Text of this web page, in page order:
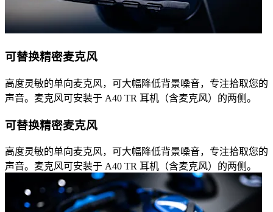
可替换精密麦克风
高度灵敏的单向麦克风，可大幅降低背景噪音，专注拾取您的
声音。麦克风可安装于 A40 TR 耳机（含麦克风）的两侧。
可替换精密麦克风
高度灵敏的单向麦克风，可大幅降低背景噪音，专注拾取您的
声音。麦克风可安装于 A40 TR 耳机（含麦克风）的两侧。